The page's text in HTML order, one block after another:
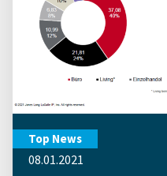
Top News
08.01.2021